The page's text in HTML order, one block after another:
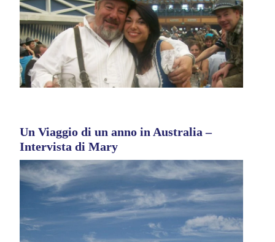
Un Viaggio di un anno in Australia –
Intervista di Mary